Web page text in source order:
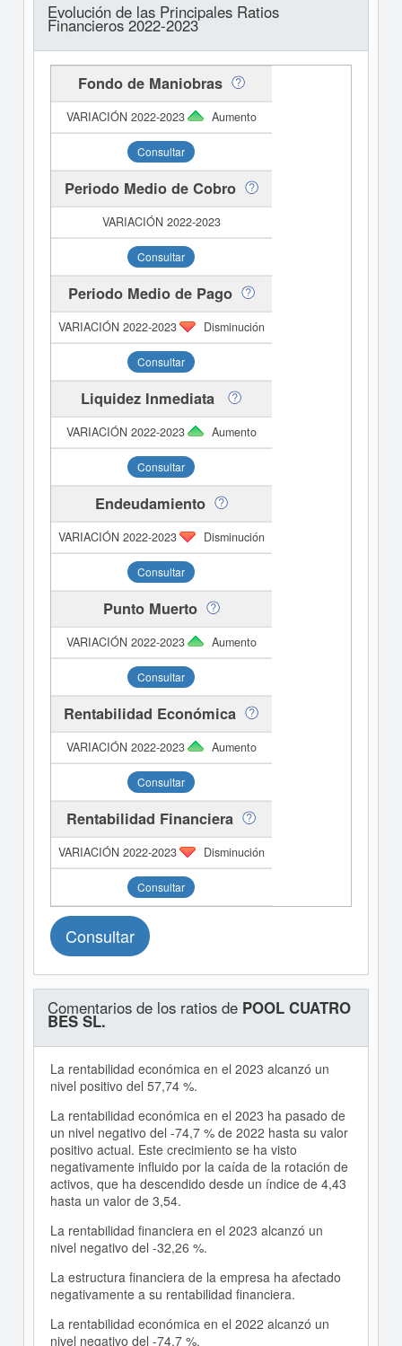
Evolución de las Principales Ratios
Financieros 2022-2023
Fondo de Maniobras
Aumento
Consultar
Periodo Medio de Cobro
Consultar
Periodo Medio de Pago
Disminución
Consultar
Liquidez Inmediata
Aumento
Consultar
Endeudamiento
Disminución
Consultar
Punto Muerto
Aumento
Consultar
Rentabilidad Económica
Aumento
Consultar
Rentabilidad Financiera
Disminución
Consultar
Consultar
Comentarios de los ratios de POOL CUATRO
BES SL.
La rentabilidad económica en el 2023 alcanzó un
nivel positivo del 57,74 %.
La rentabilidad económica en el 2023 ha pasado de
un nivel negativo del -74,7 % de 2022 hasta su valor
positivo actual. Este crecimiento se ha visto
negativamente influido por la caída de la rotación de
activos, que ha descendido desde un índice de 4,43
hasta un valor de 3,54.
La rentabilidad financiera en el 2023 alcanzó un
nivel negativo del -32,26 %.
La estructura financiera de la empresa ha afectado
negativamente a su rentabilidad financiera.
La rentabilidad económica en el 2022 alcanzó un
nivel negativo del -74,7 %.